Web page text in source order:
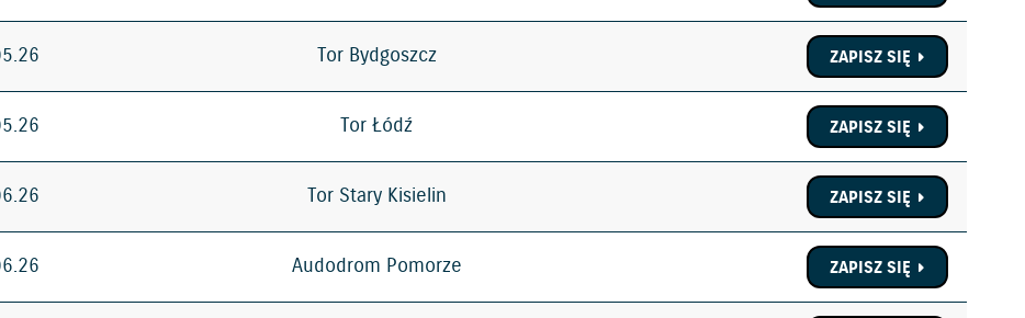
Tor Bydgoszcz ZAPISZ SIĘ
Tor Łódź ZAPISZ SIĘ
Tor Stary Kisielin ZAPISZ SIĘ
Audodrom Pomorze ZAPISZ SIĘ